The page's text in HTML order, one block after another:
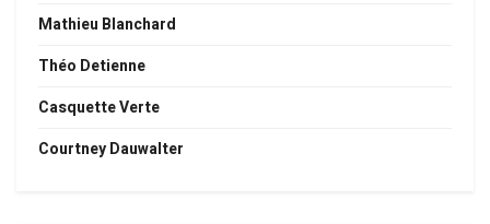
Mathieu Blanchard
Théo Detienne
Casquette Verte
Courtney Dauwalter